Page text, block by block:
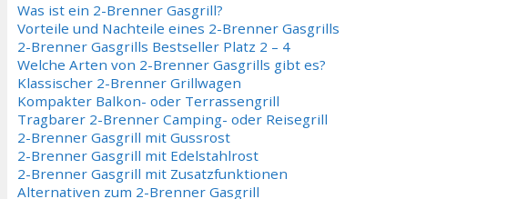
Was ist ein 2-Brenner Gasgrill?
Vorteile und Nachteile eines 2-Brenner Gasgrills
2-Brenner Gasgrills Bestseller Platz 2 – 4
Welche Arten von 2-Brenner Gasgrills gibt es?
Klassischer 2-Brenner Grillwagen
Kompakter Balkon- oder Terrassengrill
Tragbarer 2-Brenner Camping- oder Reisegrill
2-Brenner Gasgrill mit Gussrost
2-Brenner Gasgrill mit Edelstahlrost
2-Brenner Gasgrill mit Zusatzfunktionen
Alternativen zum 2-Brenner Gasgrill